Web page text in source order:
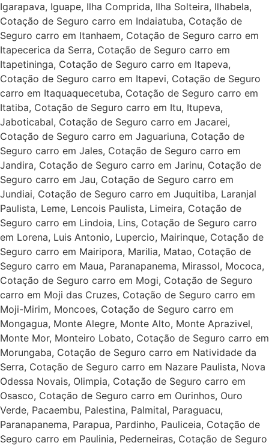
Igarapava, Iguape, Ilha Comprida, Ilha Solteira, Ilhabela,
Cotação de Seguro carro em Indaiatuba, Cotação de
Seguro carro em Itanhaem, Cotação de Seguro carro em
Itapecerica da Serra, Cotação de Seguro carro em
Itapetininga, Cotação de Seguro carro em Itapeva,
Cotação de Seguro carro em Itapevi, Cotação de Seguro
carro em Itaquaquecetuba, Cotação de Seguro carro em
Itatiba, Cotação de Seguro carro em Itu, Itupeva,
Jaboticabal, Cotação de Seguro carro em Jacarei,
Cotação de Seguro carro em Jaguariuna, Cotação de
Seguro carro em Jales, Cotação de Seguro carro em
Jandira, Cotação de Seguro carro em Jarinu, Cotação de
Seguro carro em Jau, Cotação de Seguro carro em
Jundiai, Cotação de Seguro carro em Juquitiba, Laranjal
Paulista, Leme, Lencois Paulista, Limeira, Cotação de
Seguro carro em Lindoia, Lins, Cotação de Seguro carro
em Lorena, Luis Antonio, Lupercio, Mairinque, Cotação de
Seguro carro em Mairipora, Marilia, Matao, Cotação de
Seguro carro em Maua, Paranapanema, Mirassol, Mococa,
Cotação de Seguro carro em Mogi, Cotação de Seguro
carro em Moji das Cruzes, Cotação de Seguro carro em
Moji-Mirim, Moncoes, Cotação de Seguro carro em
Mongagua, Monte Alegre, Monte Alto, Monte Aprazivel,
Monte Mor, Monteiro Lobato, Cotação de Seguro carro em
Morungaba, Cotação de Seguro carro em Natividade da
Serra, Cotação de Seguro carro em Nazare Paulista, Nova
Odessa Novais, Olimpia, Cotação de Seguro carro em
Osasco, Cotação de Seguro carro em Ourinhos, Ouro
Verde, Pacaembu, Palestina, Palmital, Paraguacu,
Paranapanema, Parapua, Pardinho, Pauliceia, Cotação de
Seguro carro em Paulinia, Pederneiras, Cotação de Seguro